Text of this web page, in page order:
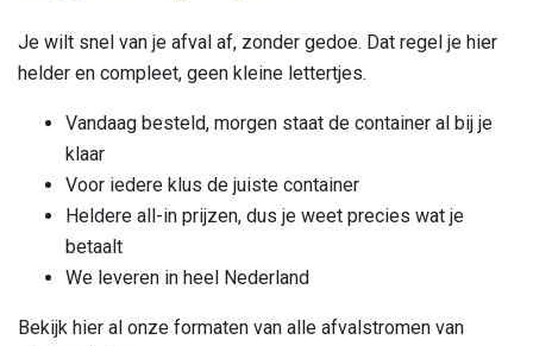
Je wilt snel van je afval af, zonder gedoe. Dat regel je hier
helder en compleet, geen kleine lettertjes.
Vandaag besteld, morgen staat de container al bij je
klaar
Voor iedere klus de juiste container
Heldere all-in prijzen, dus je weet precies wat je
betaalt
We leveren in heel Nederland
Bekijk hier al onze formaten van alle afvalstromen van